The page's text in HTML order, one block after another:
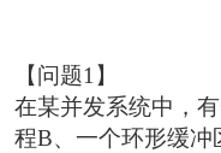
【问题1】
在某并发系统中，
程B、一个环形缓冲